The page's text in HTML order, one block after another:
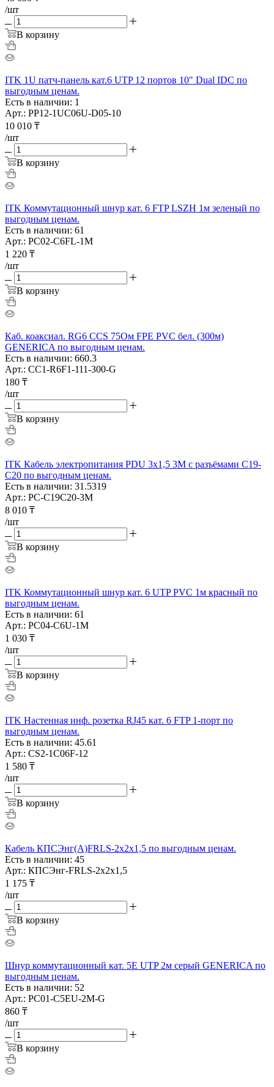
/шт
В корзину
ITK 1U патч-панель кат.6 UTP 12 портов 10" Dual IDC по
выгодным ценам.
Есть в наличии: 1
Арт.: PP12-1UC06U-D05-10
10 010 ₸
/шт
В корзину
ITK Коммутационный шнур кат. 6 FTP LSZH 1м зеленый по
выгодным ценам.
Есть в наличии: 61
Арт.: PC02-C6FL-1M
1 220 ₸
/шт
В корзину
Каб. коаксиал. RG6 CCS 75Ом FPE PVC бел. (300м)
GENERICA по выгодным ценам.
Есть в наличии: 660.3
Арт.: CC1-R6F1-111-300-G
180 ₸
/шт
В корзину
ITK Кабель электропитания PDU 3х1,5 3М с разъёмами С19-
C20 по выгодным ценам.
Есть в наличии: 31.5319
Арт.: PC-C19C20-3M
8 010 ₸
/шт
В корзину
ITK Коммутационный шнур кат. 6 UTP PVC 1м красный по
выгодным ценам.
Есть в наличии: 61
Арт.: PC04-C6U-1M
1 030 ₸
/шт
В корзину
ITK Настенная инф. розетка RJ45 кат. 6 FTP 1-порт по
выгодным ценам.
Есть в наличии: 45.61
Арт.: CS2-1C06F-12
1 580 ₸
/шт
В корзину
Кабель КПСЭнг(А)FRLS-2х2х1,5 по выгодным ценам.
Есть в наличии: 45
Арт.: КПСЭнг-FRLS-2х2х1,5
1 175 ₸
/шт
В корзину
Шнур коммутационный кат. 5Е UTP 2м серый GENERICA по
выгодным ценам.
Есть в наличии: 52
Арт.: PC01-C5EU-2M-G
860 ₸
/шт
В корзину